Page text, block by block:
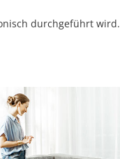
durchgeführt wird.